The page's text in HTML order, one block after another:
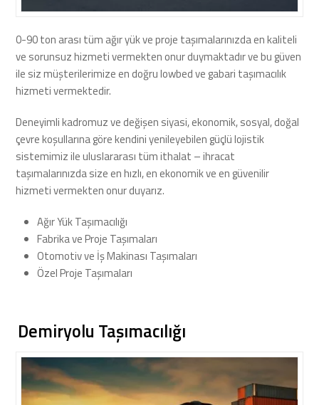
0-90 ton arası tüm ağır yük ve proje taşımalarınızda en kaliteli
ve sorunsuz hizmeti vermekten onur duymaktadır ve bu güven
ile siz müşterilerimize en doğru lowbed ve gabari taşımacılık
hizmeti vermektedir.
Deneyimli kadromuz ve değişen siyasi, ekonomik, sosyal, doğal
çevre koşullarına göre kendini yenileyebilen güçlü lojistik
sistemimiz ile uluslararası tüm ithalat – ihracat
taşımalarınızda size en hızlı, en ekonomik ve en güvenilir
hizmeti vermekten onur duyarız.
Ağır Yük Taşımacılığı
Fabrika ve Proje Taşımaları
Otomotiv ve İş Makinası Taşımaları
Özel Proje Taşımaları
Demiryolu Taşımacılığı